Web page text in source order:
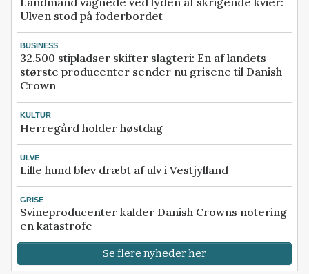
Ulven stod på foderbordet
BUSINESS
32.500 stipladser skifter slagteri: En af landets
største producenter sender nu grisene til Danish
Crown
KULTUR
Herregård holder høstdag
ULVE
Lille hund blev dræbt af ulv i Vestjylland
GRISE
Svineproducenter kalder Danish Crowns notering
en katastrofe
Se flere nyheder her